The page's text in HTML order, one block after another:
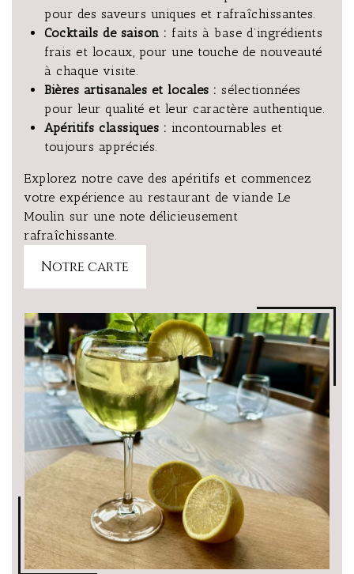
pour des saveurs uniques et rafraîchissantes.
Cocktails de saison : faits à base d’ingrédients
frais et locaux, pour une touche de nouveauté
à chaque visite.
Bières artisanales et locales : sélectionnées
pour leur qualité et leur caractère authentique.
Apéritifs classiques : incontournables et
toujours appréciés.
Explorez notre cave des apéritifs et commencez
votre expérience au restaurant de viande Le
Moulin sur une note délicieusement
rafraîchissante.
Notre carte